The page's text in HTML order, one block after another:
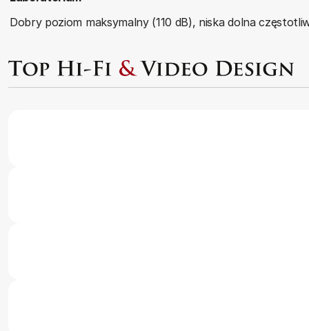
Dobry poziom maksymalny (110 dB), niska dolna